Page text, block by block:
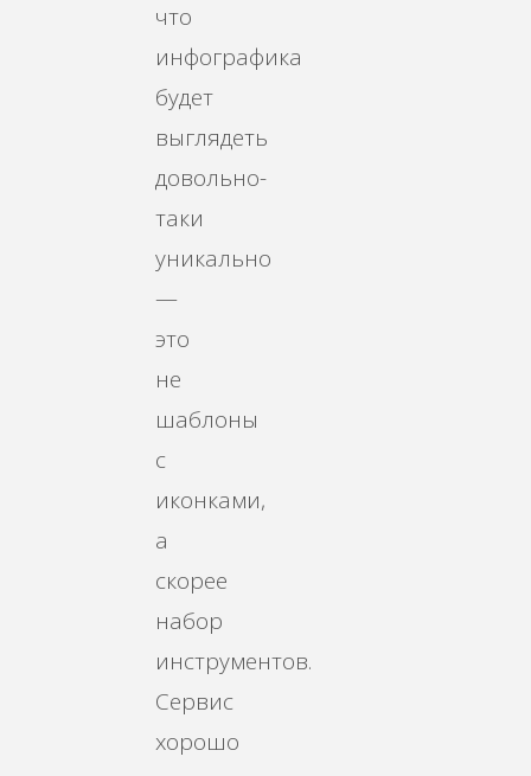
что
инфографика
будет
выглядеть
довольно-
таки
уникально
—
это
не
шаблоны
с
иконками,
а
скорее
набор
инструментов.
Сервис
хорошо